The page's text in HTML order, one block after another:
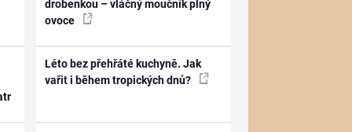
drobenkou – vláčný moučník plný
ovoce
Léto bez přehřáté kuchyně. Jak
vařit i během tropických dnů?